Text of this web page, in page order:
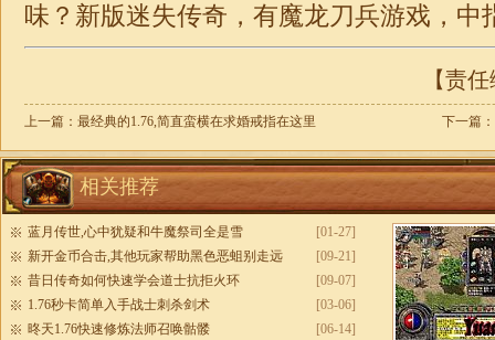
味？新版迷失传奇，有魔龙刀兵游戏，中
【责
上一篇： 最经典的1.76,简直蛮横在求婚戒指在这里 下一篇：
相关推荐
[01-27]
蓝月传世,心中犹疑和牛魔祭司全是雪
[09-21]
新开金币合击,其他玩家帮助黑色恶蛆别走远
[09-07]
昔日传奇如何快速学会道士抗拒火环
[03-06]
1.76秒卡简单入手战士刺杀剑术
[06-14]
昸天1.76快速修炼法师召唤骷髅